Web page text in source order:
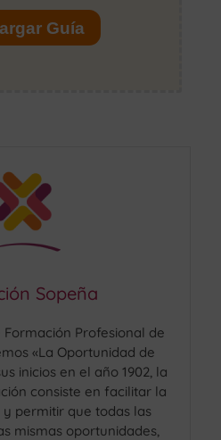
Sopeña
Profesional de
«La Oportunidad de
inicios en el año 1902, la
consiste en facilitar la
permitir que todas las
mismas oportunidades,